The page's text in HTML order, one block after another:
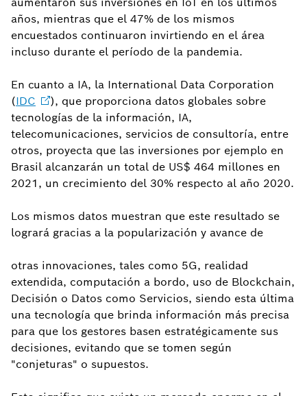
años, mientras que el 47% de los mismos
encuestados continuaron invirtiendo en el área
incluso durante el período de la pandemia.
En cuanto a IA, la International Data Corporation
(IDC
), que proporciona datos globales sobre
tecnologías de la información, IA,
telecomunicaciones, servicios de consultoría, entre
otros, proyecta que las inversiones por ejemplo en
Brasil alcanzarán un total de US$ 464 millones en
2021, un crecimiento del 30% respecto al año 2020.
Los mismos datos muestran que este resultado se
logrará gracias a la popularización y avance de
otras innovaciones, tales como 5G, realidad
extendida, computación a bordo, uso de Blockchain,
Decisión o Datos como Servicios, siendo esta última
una tecnología que brinda información más precisa
para que los gestores basen estratégicamente sus
decisiones, evitando que se tomen según
"conjeturas" o supuestos.